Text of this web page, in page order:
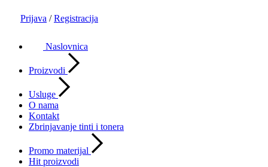
Prijava / Registracija
Naslovnica
Proizvodi
Usluge
O nama
Kontakt
Zbrinjavanje tinti i tonera
Promo materijal
Hit proizvodi